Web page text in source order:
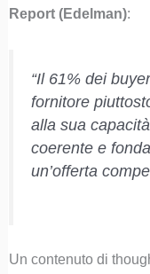
Report (Edelman):
“Il 61% dei
fornitore
alla sua
coerente e
un’offerta
Un contenuto di